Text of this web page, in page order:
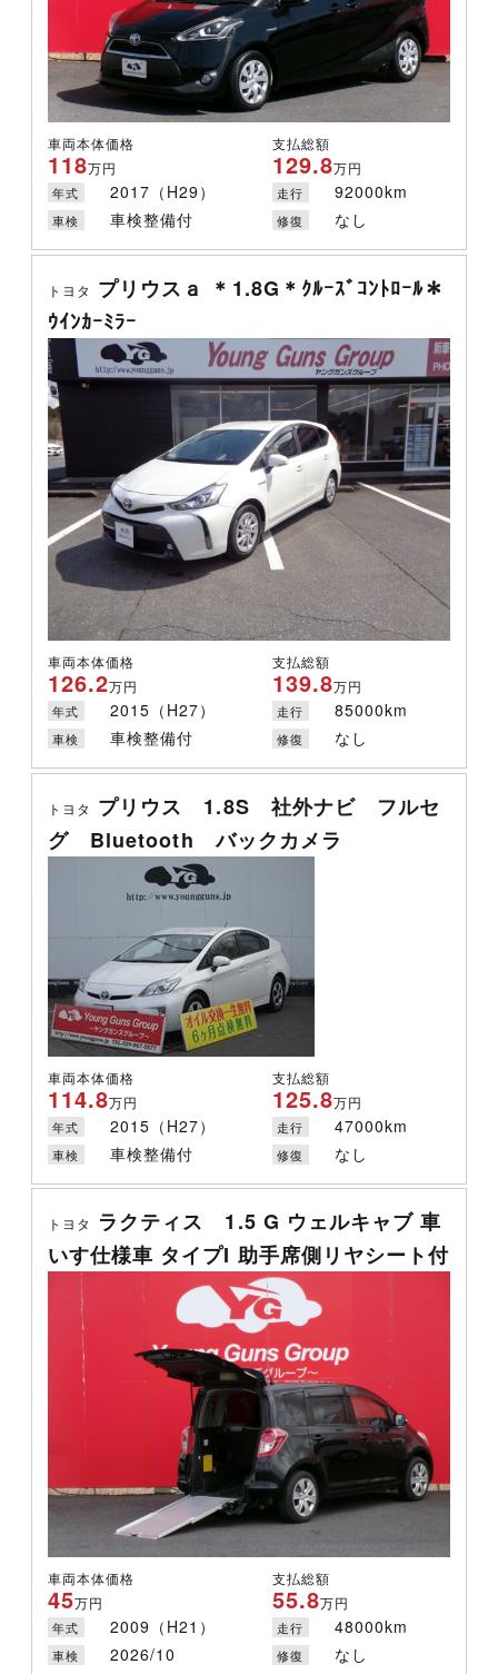
車両本体価格
118万円
支払総額
129.8万円
年式 2017（H29） 走行 92000km
車検 車検整備付 修復 なし
トヨタ プリウスａ ＊1.8G＊ｸﾙｰｽﾞｺﾝﾄﾛｰﾙ＊
ｳｲﾝｶｰﾐﾗｰ
車両本体価格
126.2万円
支払総額
139.8万円
年式 2015（H27） 走行 85000km
車検 車検整備付 修復 なし
トヨタ プリウス 1.8S 社外ナビ フルセ
グ Bluetooth バックカメラ
車両本体価格
114.8万円
支払総額
125.8万円
年式 2015（H27） 走行 47000km
車検 車検整備付 修復 なし
トヨタ
ラクティス 1.5 G ウェルキャブ 車
いす仕様車 タイプI 助手席側リヤシート付
車両本体価格
45万円
支払総額
55.8万円
年式 2009（H21） 走行 48000km
車検 2026/10 修復 なし